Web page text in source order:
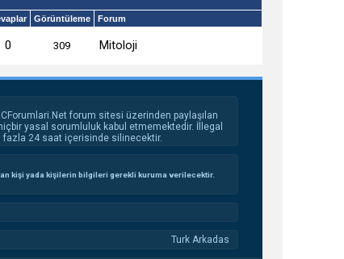
Görüntüleme Forum
0 309 Mitoloji
forum sitesi üzerinden paylaşılan
yasal sorumluluk kabul etmemektedir. İllegal
fazla 24 saat içerisinde silinecektir.
kişi yada kişilerin bilgileri gerekli kuruma verilecektir.
Turk Arkadas